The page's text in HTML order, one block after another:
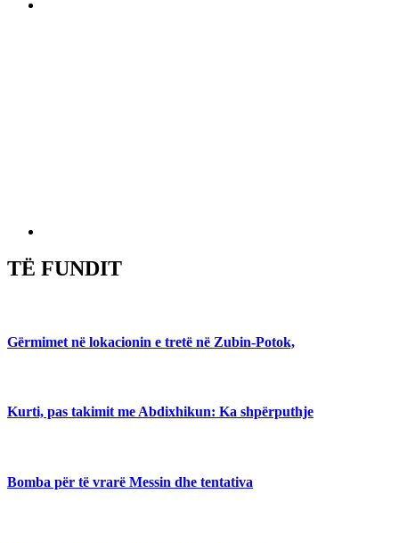
TË FUNDIT
Gërmimet në lokacionin e tretë në Zubin-Potok,
Kurti, pas takimit me Abdixhikun: Ka shpërputhje
Bomba për të vrarë Messin dhe tentativa